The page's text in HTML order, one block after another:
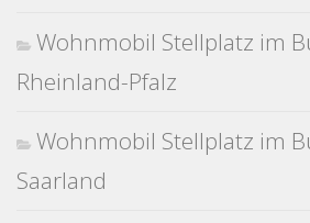
Wohnmobil Stellplatz im
Rheinland-Pfalz
Wohnmobil Stellplatz im
Saarland